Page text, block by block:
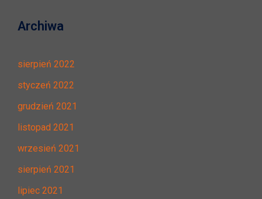
Archiwa
sierpień 2022
styczeń 2022
grudzień 2021
listopad 2021
wrzesień 2021
sierpień 2021
lipiec 2021